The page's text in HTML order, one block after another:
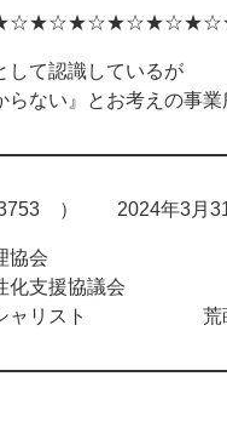
認識しているが
い』とお考えの事業
） 2024年3月
会
協議会
スト 荒蒔